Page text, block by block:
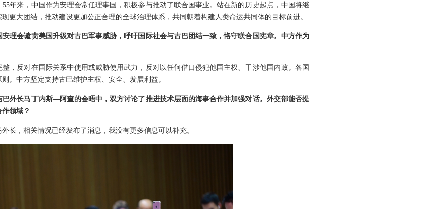
年来，中国作为安理会常任理事国，积极参与推动了联合国事业。站在新的历史起点，中国将继
更大团结，推动建设更加公正合理的全球治理体系，共同朝着构建人类命运共同体的目标前进。
理会谴责美国升级对古巴军事威胁，呼吁国际社会与古巴团结一致，恪守联合国宪章。中方作为
，反对在国际关系中使用或威胁使用武力，反对以任何借口侵犯他国主权、干涉他国内政。各国
。中方坚定支持古巴维护主权、安全、发展利益。
外长马丁内斯—阿查的会晤中，双方讨论了推进技术层面的海事合作并加强对话。外交部能否提
领域？
长，相关情况已经发布了消息，我没有更多信息可以补充。